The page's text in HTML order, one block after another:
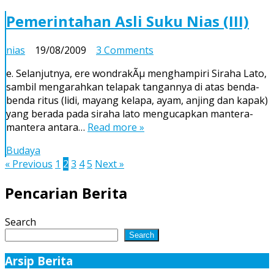
Pemerintahan Asli Suku Nias (III)
nias 19/08/2009 3 Comments
Asli
Suku
Nias
(III)
e. Selanjutnya, ere wondrakÃµ menghampiri Siraha Lato,
sambil mengarahkan telapak tangannya di atas benda-
benda ritus (lidi, mayang kelapa, ayam, anjing dan kapak)
yang berada pada siraha lato mengucapkan mantera-
mantera antara… Read more »
Budaya
Posts
pagination
« Previous 1 2 3 45 Next »
Pencarian Berita
Search
Search
Arsip Berita